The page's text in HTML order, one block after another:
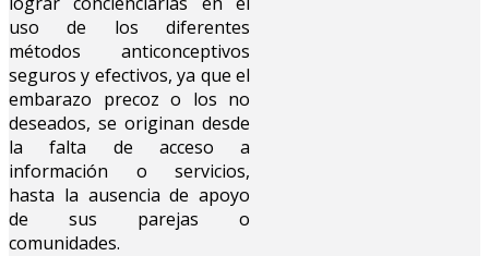
uso de los diferentes
métodos anticonceptivos
seguros y efectivos, ya que el
embarazo precoz o los no
deseados, se originan desde
la falta de acceso a
información o servicios,
hasta la ausencia de apoyo
de sus parejas o
comunidades.